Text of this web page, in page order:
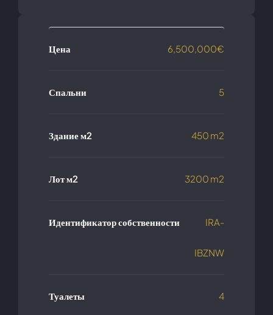
Цена 6,500,000€
Спальни 5
Здание м2 450 m2
Лот м2 3200 m2
Идентификатор собственности IRA-
IBZNW
Туалеты 4